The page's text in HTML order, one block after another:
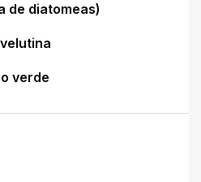
de diatomeas)
verde